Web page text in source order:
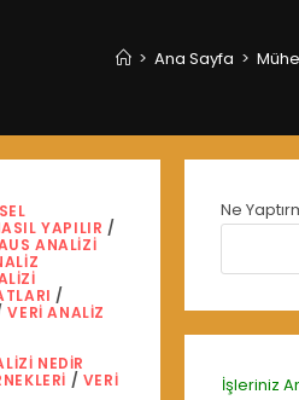
> Ana Sayfa >
YAPILIR /
ANALIZI
/
VERI ANALIZ
NEDIR
/ VERI
Ne
İşleriniz